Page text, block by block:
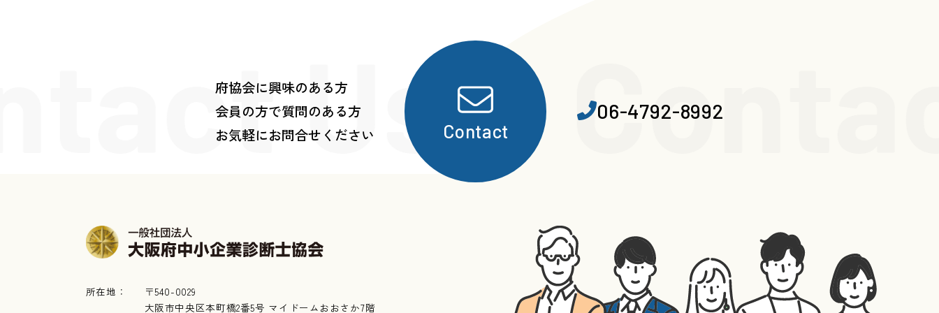
Us・
府協会に興味のある方
会員の方で質問のある方
お気軽にお問合せください
Contact
06-4792-8992
所在地：
〒540-0029
大阪市中央区本町橋2番5号 マイドームおおさか7階